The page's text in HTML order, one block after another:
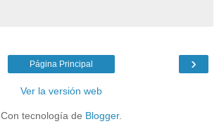
›
Página Principal
Ver la versión web
Con tecnología de Blogger.